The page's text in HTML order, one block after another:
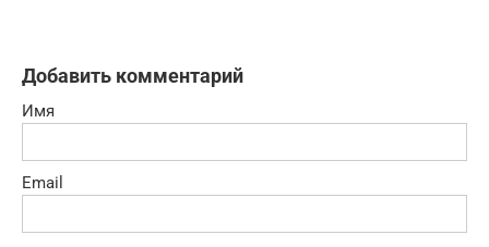
Добавить комментарий
Имя
Email